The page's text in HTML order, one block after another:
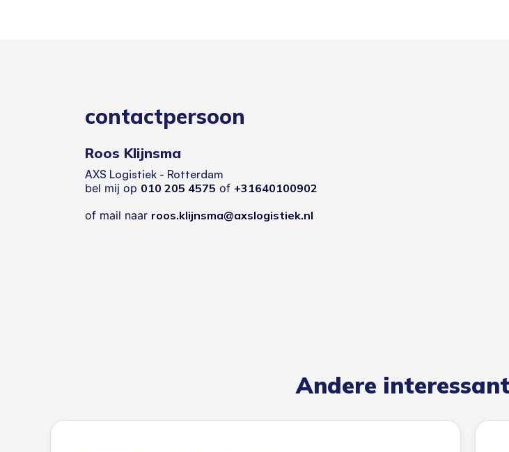
contactpersoon
Roos Klijnsma
AXS Logistiek - Rotterdam
bel mij op 010 205 4575 of +31640100902
of mail naar roos.klijnsma@axslogistiek.nl
Andere